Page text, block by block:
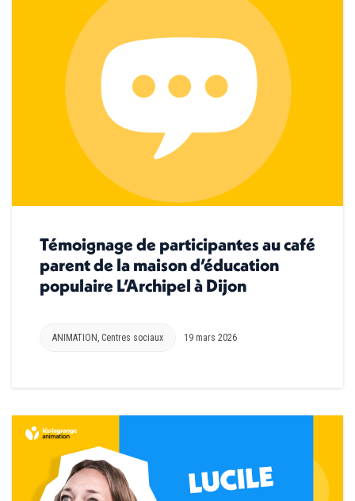
Témoignage de participantes au café
parent de la maison d’éducation
populaire L’Archipel à Dijon
ANIMATION Centres sociaux 19 mars 2026